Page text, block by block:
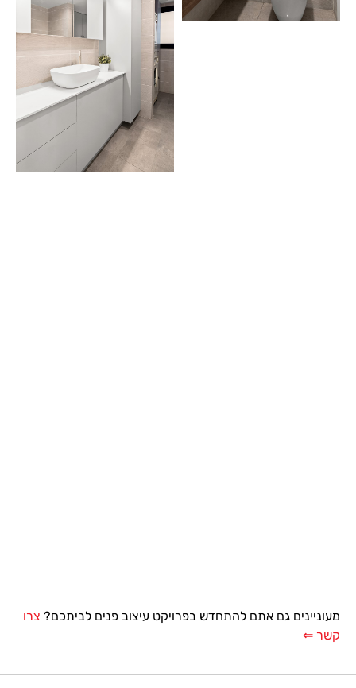
מעוניינים גם אתם להתחדש בפרויקט עיצוב פנים לביתכם? צרו
קשר ⇐